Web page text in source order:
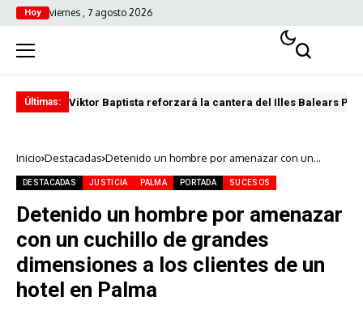
Hoy viernes , 7 agosto 2026
Últimas: Viktor Baptista reforzará la cantera del Illes Balears
Inicio Destacadas Detenido un hombre por amenazar con un
de un hotel en Palma
DESTACADAS JUSTICIA PALMA PORTADA SUCESOS
Detenido un hombre por amenazar
con un cuchillo de grandes
dimensiones a los clientes de un
hotel en Palma